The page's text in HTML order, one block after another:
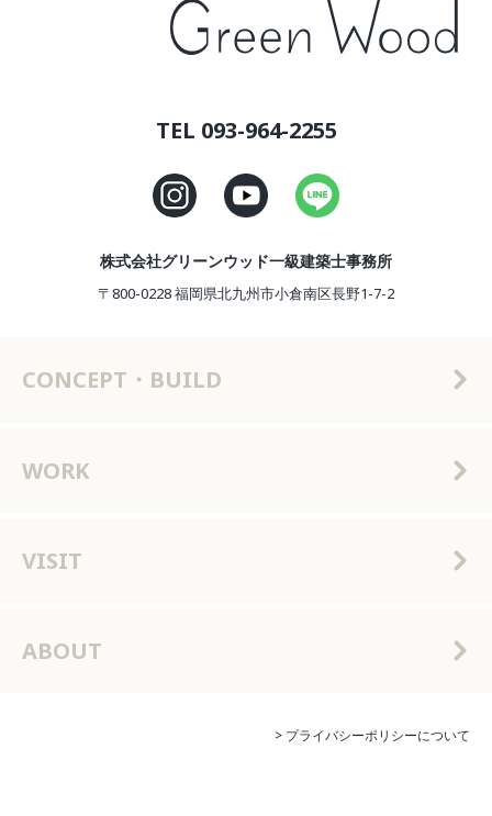
TEL 093-964-2255
株式会社グリーンウッド一級建築士事務所
〒800-0228 福岡県北九州市小倉南区長野1-7-2
CONCEPT・BUILD
WORK
VISIT
ABOUT
> プライバシーポリシーについて